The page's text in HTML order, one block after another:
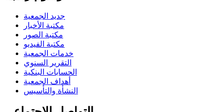
جديد الجمعية
مكتبة الأخبار
مكتبة الصور
مكتبة الفيديو
خدمات الجمعية
التقرير السنوي
الحسابات البنكية
أهداف الجمعية
النشأة والتأسيس